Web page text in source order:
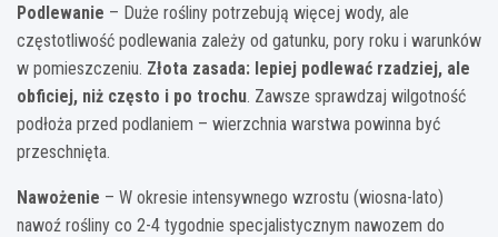
Podlewanie – Duże rośliny potrzebują więcej wody, ale
częstotliwość podlewania zależy od gatunku, pory roku i warunków
w pomieszczeniu. Złota zasada: lepiej podlewać rzadziej, ale
obficiej, niż często i po trochu. Zawsze sprawdzaj wilgotność
podłoża przed podlaniem – wierzchnia warstwa powinna być
przeschnięta.
Nawożenie – W okresie intensywnego wzrostu (wiosna-lato)
nawoź rośliny co 2-4 tygodnie specjalistycznym nawozem do